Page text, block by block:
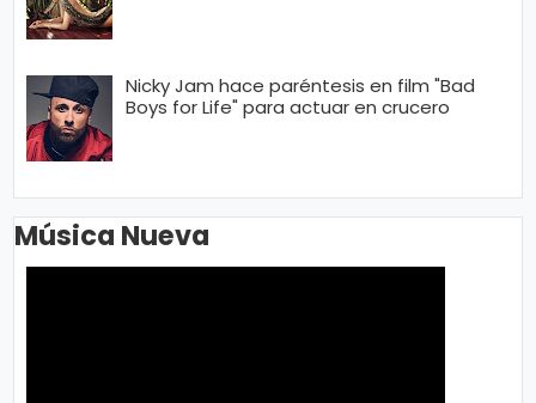
Nicky Jam hace paréntesis en film "Bad
Boys for Life" para actuar en crucero
Música Nueva